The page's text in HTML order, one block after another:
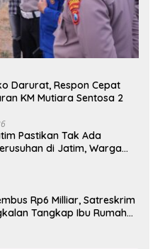
Darurat, Respon Cepat
KM Mutiara Sentosa 2
Pastikan Tak Ada
di Jatim, Warga
Rp6 Milliar, Satreskrim
Tangkap Ibu Rumah